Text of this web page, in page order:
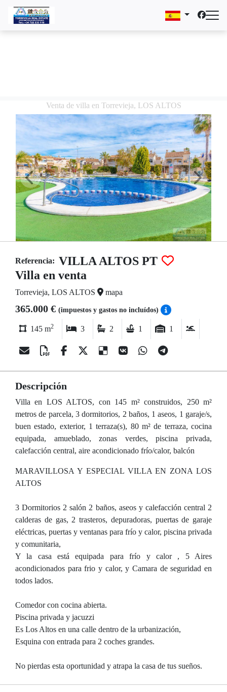
Venta de villa en Torrevieja, LOS ALTOS
Referencia: VILLA ALTOS PT
Villa en venta
Torrevieja, LOS ALTOS mapa
365.000 € (impuestos y gastos no incluídos)
145 m2 3 2 1 1
Descripción
Villa en LOS ALTOS, con 145 m² construidos, 250 m²
metros de parcela, 3 dormitorios, 2 baños, 1 aseos, 1 garaje/s,
buen estado, exterior, 1 terraza(s), 80 m² de terraza, cocina
equipada, amueblado, zonas verdes, piscina privada,
calefacción central, aire acondicionado frío/calor, balcón
MARAVILLOSA Y ESPECIAL VILLA EN ZONA LOS
ALTOS
3 Dormitorios 2 salón 2 baños, aseos y calefacción central 2
calderas de gas, 2 trasteros, depuradoras, puertas de garaje
eléctricas, puertas y ventanas para frío y calor, piscina privada
y comunitaria,
Y la casa está equipada para frío y calor , 5 Aires
acondicionados para frio y calor, y Camara de seguridad en
todos lados.
Comedor con cocina abierta.
Piscina privada y jacuzzi
Es Los Altos en una calle dentro de la urbanización,
Esquina con entrada para 2 coches grandes.
No pierdas esta oportunidad y atrapa la casa de tus sueños.